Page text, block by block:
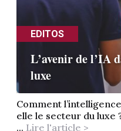
EDITOS
L’avenir de l’IA
luxe
Comment
elle le secteur du luxe
... Lire l'article >